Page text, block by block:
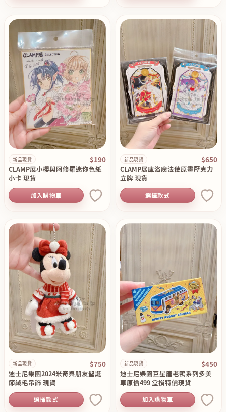
新品現貨 $190
CLAMP展小櫻與阿修羅迷你色紙
小卡 現貨
加入購物車
新品現貨 $650
CLAMP展庫洛魔法使原畫壓克力
立牌 現貨
選擇款式
新品現貨 $750
迪士尼樂園2024米奇與朋友聖誕
節絨毛吊飾 現貨
選擇款式
新品現貨 $450
迪士尼樂園巨星唐老鴨系列多美
車原價499 盒損特價現貨
加入購物車